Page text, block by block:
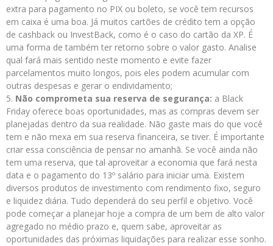
extra para pagamento no PIX ou boleto, se você tem recursos
em caixa é uma boa. Já muitos cartões de crédito tem a opção
de cashback ou InvestBack, como é o caso do cartão da XP. É
uma forma de também ter retorno sobre o valor gasto. Analise
qual fará mais sentido neste momento e evite fazer
parcelamentos muito longos, pois eles podem acumular com
outras despesas e gerar o endividamento;
Não comprometa sua reserva de segurança: a Black
Friday oferece boas oportunidades, mas as compras devem ser
planejadas dentro da sua realidade. Não gaste mais do que você
tem e não mexa em sua reserva financeira, se tiver. É importante
criar essa consciência de pensar no amanhã. Se você ainda não
tem uma reserva, que tal aproveitar a economia que fará nesta
data e o pagamento do 13º salário para iniciar uma. Existem
diversos produtos de investimento com rendimento fixo, seguro
e liquidez diária. Tudo dependerá do seu perfil e objetivo. Você
pode começar a planejar hoje a compra de um bem de alto valor
agregado no médio prazo e, quem sabe, aproveitar as
oportunidades das próximas liquidações para realizar esse sonho.